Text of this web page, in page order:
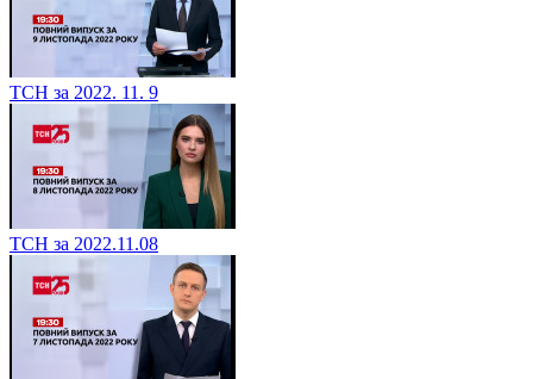
ТСН за 2022. 11. 9
ТСН за 2022.11.08